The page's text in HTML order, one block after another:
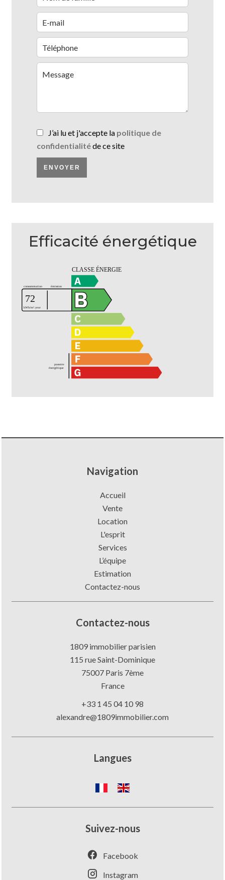
J’ai lu et j'accepte la politique de
confidentialitéde ce site
ENVOYER
Efficacité énergétique
Navigation
Accueil
Vente
Location
L'esprit
Services
L’équipe
Estimation
Contactez-nous
Contactez-nous
1809 immobilier parisien
115 rue Saint-Dominique
75007 Paris 7ème
France
+33 1 45 04 10 98
alexandre@1809immobilier.com
Langues
Suivez-nous
Facebook
Instagram